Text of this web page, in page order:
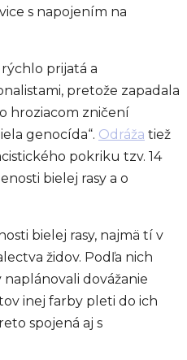
s napojením na
prijatá a
pretože zapadala
hroziacom zničení
genocída“. Odráža tiež
pokriku tzv. 14
bielej rasy a o
bielej rasy, najmä tí v
židov. Podľa nich
dovážanie
inej farby pleti do ich
spojená aj s